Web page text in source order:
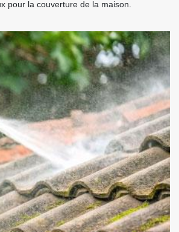
pour la couverture de la maison.